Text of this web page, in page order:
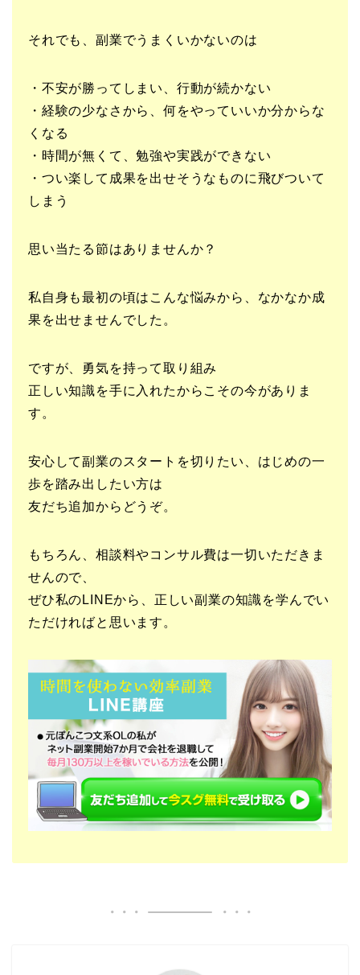
それでも、副業でうまくいかないのは
・不安が勝ってしまい、行動が続かない
・経験の少なさから、何をやっていいか分からな
くなる
・時間が無くて、勉強や実践ができない
・つい楽して成果を出せそうなものに飛びついて
しまう
思い当たる節はありませんか？
私自身も最初の頃はこんな悩みから、なかなか成
果を出せませんでした。
ですが、勇気を持って取り組み
正しい知識を手に入れたからこその今がありま
す。
安心して副業のスタートを切りたい、はじめの一
歩を踏み出したい方は
友だち追加からどうぞ。
もちろん、相談料やコンサル費は一切いただきま
せんので、
ぜひ私のLINEから、正しい副業の知識を学んでい
ただければと思います。